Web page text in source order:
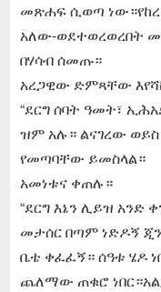
መጽሐፍ ሲወጣ
አለው-ወደተወረወረበት
በሃሳብ ሰመጡ።
አረጋዊው ድምጻቸው
“ደርግ ሰባት ዓመት፣
ዝም አሉ። ልናገረው
የመጣባቸው ይመስላል።
አመነቱና ቀጠሉ።
“ደርግ እኔን ሊይዝ አንድ
መታሰር በጣም ነድዶኝ ጂን
ቤቴ ቀፈፈኝ። ሰዓቱ ሄዶ
ጨለማው ጠቁሮ